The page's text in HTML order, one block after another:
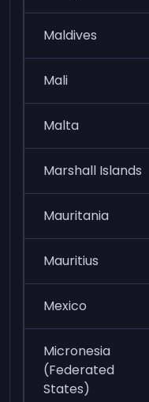
Maldives
Mali
Malta
Marshall Islands
Mauritania
Mauritius
Mexico
Micronesia
(Federated
States)